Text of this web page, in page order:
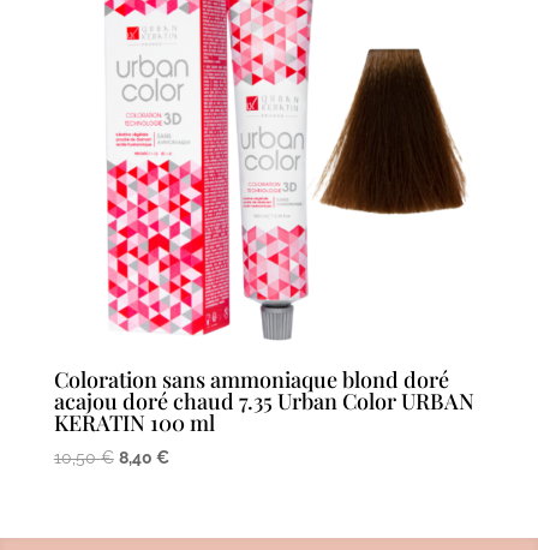
Coloration sans ammoniaque blond doré
acajou doré chaud 7.35 Urban Color URBAN
KERATIN 100 ml
10,50€ Le
était :
8,40 €Le
est :